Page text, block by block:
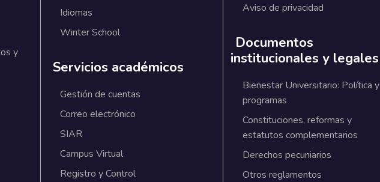
y
Idiomas
Winter School
Servicios académicos
Gestión de cuentas
Correo electrónico
SIAR
Campus Virtual
Registro y Control
Aviso de privacidad
Documentos
institucionales y legales
Bienestar Universitario: Política y
programas
Constituciones, reformas y
estatutos complementarios
Derechos pecuniarios
Otros reglamentos